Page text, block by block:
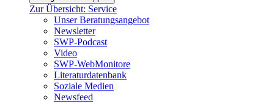
Zur Übersicht: Service
Unser Beratungsangebot
Newsletter
SWP-Podcast
Video
SWP-WebMonitore
Literaturdatenbank
Soziale Medien
Newsfeed